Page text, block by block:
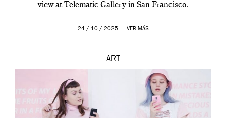
view at Telematic Gallery in San Francisco.
24 / 10 / 2025 — VER MÁS
ART